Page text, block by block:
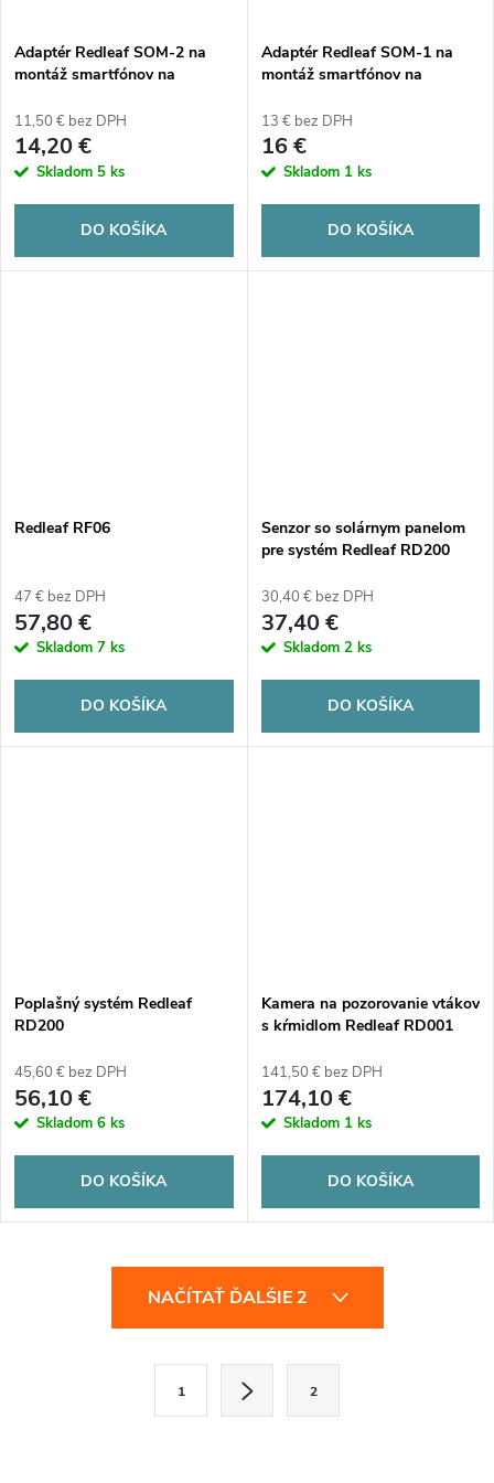
Adaptér Redleaf SOM-2 na
montáž smartfónov na
mikroskopy
11,50 € bez DPH
14,20 €
Skladom 5 ks
DO KOŠÍKA
Adaptér Redleaf SOM-1 na
montáž smartfónov na
mikroskopy
13 € bez DPH
16 €
Skladom 1 ks
DO KOŠÍKA
Redleaf RF06
47 € bez DPH
57,80 €
Skladom 7 ks
DO KOŠÍKA
Senzor so solárnym panelom
pre systém Redleaf RD200
30,40 € bez DPH
37,40 €
Skladom 2 ks
DO KOŠÍKA
Poplašný systém Redleaf
RD200
45,60 € bez DPH
56,10 €
Skladom 6 ks
DO KOŠÍKA
Kamera na pozorovanie vtákov
s kŕmidlom Redleaf RD001
141,50 € bez DPH
174,10 €
Skladom 1 ks
DO KOŠÍKA
NAČÍTAŤ ĎALŠIE 2
1 2